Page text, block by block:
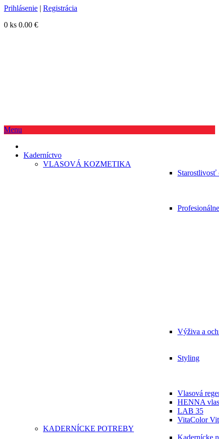
Prihlásenie | Registrácia
0 ks 0.00 €
Menu
Kaderníctvo
VLASOVÁ KOZMETIKA
Starostlivosť
Výživa a
Styling
Vlasová
HENNA
LAB 35
VitaColor
KADERNÍCKE POTREBY
Kadernícke